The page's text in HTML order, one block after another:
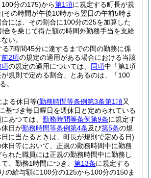
分の175)から第1項に規定する町長が規
(その時間が午後10時から翌日の午前5時ま
には、その割合に100分の25を加算した
合を乗じて得た額の時間外勤務手当を支給
い。
る7時間45分に達するまでの間の勤務に係
前2項の規定の適用がある場合における当該
項の規定の適用については、 同項中「第1項
規則で定める割合」とあるのは、「100
。
よる休日等(勤務時間等条例第3条第1項又
基づき毎日曜日を週休日と定められている
あつては、 勤務時間等条例第9条に規定す
休日が勤務時間等条例第4条及び第5条の規
に当たるときは、町長が規則で定める日)
日等において、正規の勤務時間中に勤務
れた職員には正規の勤務時間中に勤務し
、勤務1時間につき、 第13条に規定する
の給与額に100分の125から100分の150ま